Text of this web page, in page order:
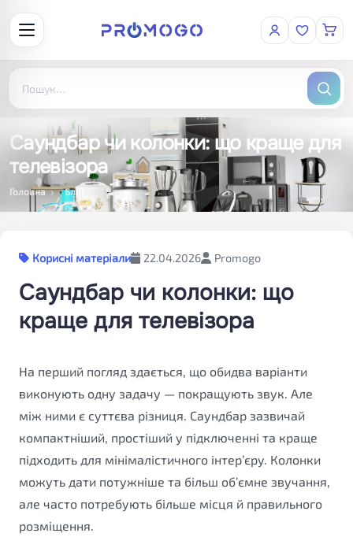
Саундбар чи колонки: що краще для
телевізора
Головна Блог
Корисні матеріали 22.04.2026 Promogo
Саундбар чи колонки: що
краще для телевізора
На перший погляд здається, що обидва варіанти
виконують одну задачу — покращують звук. Але
між ними є суттєва різниця. Саундбар зазвичай
компактніший, простіший у підключенні та краще
підходить для мінімалістичного інтер’єру. Колонки
можуть дати потужніше та більш об’ємне звучання,
але часто потребують більше місця й правильного
розміщення.